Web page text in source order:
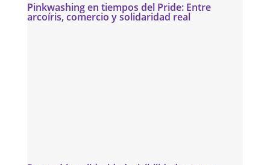
Pinkwashing en tiempos del Pride: Entre
arcoíris, comercio y solidaridad real